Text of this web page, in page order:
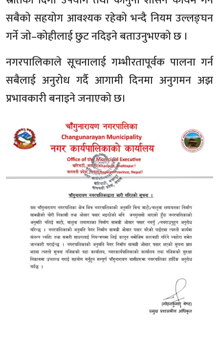
सबैको सहयोग आवश्यक रहेको भन्दै नियम उल्लङ्घन
गर्ने जो–कोहीलाई छुट नदिइने बताउनुभएको छ ।
नगरपालिकाले सूचनालाई गम्भीरतापूर्वक पालना गर्न
सबैलाई अनुरोध गर्दै आगामी दिनमा अनुगमन अझ
प्रभावकारी बनाइने जनाएको छ।